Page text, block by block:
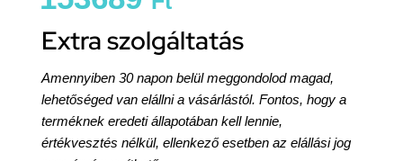
Extra szolgáltatás
Amennyiben 30 napon belül meggondolod magad,
lehetőséged van elállni a vásárlástól. Fontos, hogy a
terméknek eredeti állapotában kell lennie,
értékvesztés nélkül, ellenkező esetben az elállási jog